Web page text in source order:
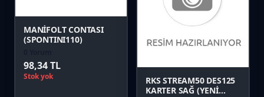
MANİFOLT CONTASI
(SPONTINI110)
98,34 TL
Stok yok
Karşılaştır
RKS STREAM50 DES125
KARTER SAĞ (YENİ